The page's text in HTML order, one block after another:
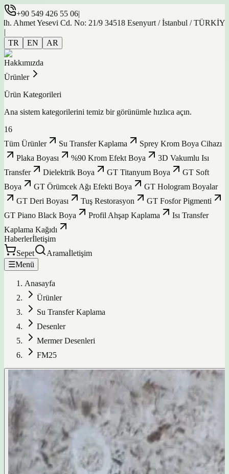
+90 549 426 55 06|
Yesevi Cd. No: 21/9 34518 Esenyurt / İstanbul / TÜRKİYE
|
TR
EN AR
Hakkımızda
Ürünler
Ürün Kategorileri
Ana sistem kategorilerini temiz bir görünümle hızlıca açın.
16
Tüm Ürünler
Su Transfer Kaplama
Sprey Krom Boya Cihazı
Plaka Boyası
%90 Krom Efekt Boya
3D Vakumlu Isı
Transfer
Dielektrik Boya GT Titanyum Boya
GT Soft
Boya
GT Örümcek Ağı Efekti Boya
GT Hologram Boyalar
GT Deri Boyası
Tuş Restorasyon
GT Fosfor Pigmenti
GT Piano Black Boya
Profil Ahşap Kaplama
Isı Transfer
Kaplama Kağıdı
Haberlerİletişim
Sepet
Aramaİletişim
☰Menü
Anasayfa
Ürünler
Su Transfer Kaplama
Desenler
Mermer Desenleri
FM25